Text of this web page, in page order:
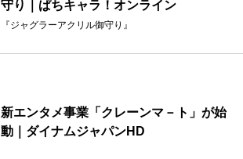
守り｜ぱちキャラ！オンライン
『ジャグラーアクリル御守り』
新エンタメ事業「クレーンマ－ト」が始
動｜ダイナムジャパンHD